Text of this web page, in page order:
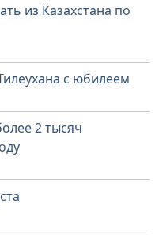
из Казахстана по
с юбилеем
2 тысяч